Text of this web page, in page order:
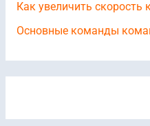
Как увеличить скорость
Основные команды